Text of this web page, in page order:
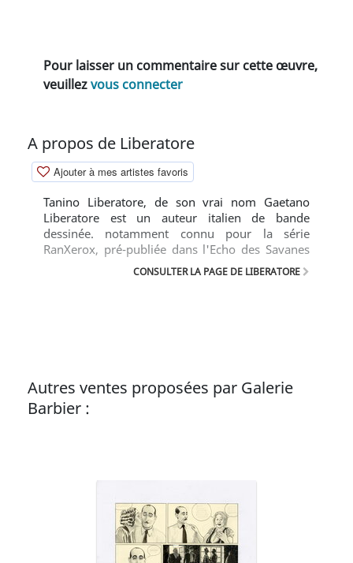
Pour laisser un commentaire sur cette œuvre,
veuillezvous connecter
A propos de Liberatore
Ajouter à mes artistes favoris
Tanino Liberatore, de son vrai nom Gaetano
Liberatore est un auteur italien de bande
dessinée. notamment connu pour la série
RanXerox, pré-publiée dans l'Echo des Savanes
où il dépeint un univers futuriste ultra violent de
CONSULTER LA PAGE DE LIBERATORE
Autres ventes proposées par Galerie
Barbier :